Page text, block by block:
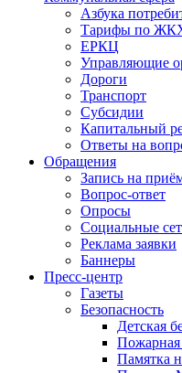
Азбука
Тарифы по
ЕРКЦ
Управляющие
Дороги
Транспорт
Субсидии
Капитальный
Ответы на
Обращения
Запись на
Вопрос-ответ
Опросы
Социальные
Реклама заявки
Баннеры
Пресс-центр
Газеты
Безопасность
Детская
Пожарная
Памятка